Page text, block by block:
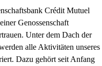
Crédit Mutuel
Genossenschaft
Unter dem Dach der
alle Aktivitäten unseres
Dazu gehört seit Anfang